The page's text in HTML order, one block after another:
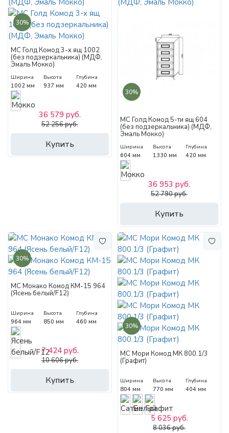
30%
МС Голд Комод 3-х ящ 1002
(без подзеркальника) (МДФ,
Эмаль Мокко)
Ширина
1002 мм
Высота
937 мм
Глубина
420 мм
Купить
36 579 руб.
52 256 руб.
30%
МС Голд Комод 5-ти ящ 604
(без подзеркальника) (МДФ,
Эмаль Мокко)
Ширина
604 мм
Высота
1330 мм
Глубина
420 мм
Купить
36 953 руб.
52 790 руб.
30%
МС Монако Комод КМ-15 964
(Ясень белый/F12)
Ширина
964 мм
Высота
850 мм
Глубина
460 мм
Купить
7 424 руб.
10 606 руб.
30%
МС Мори Комод МК 800.1/3
(Графит)
Ширина
804 мм
Высота
770 мм
Глубина
404 мм
5 625 руб.
8 036 руб.